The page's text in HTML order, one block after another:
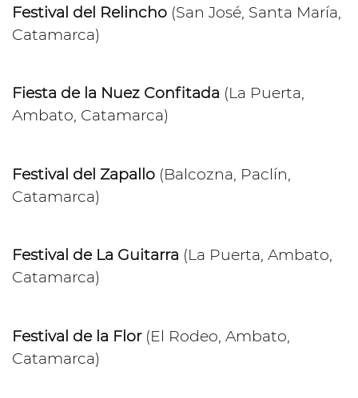
Festival del Relincho (San José, Santa María,
Catamarca)
Fiesta de la Nuez Confitada (La Puerta,
Ambato, Catamarca)
Festival del Zapallo (Balcozna, Paclín,
Catamarca)
Festival de La Guitarra (La Puerta, Ambato,
Catamarca)
Festival de la Flor(El Rodeo, Ambato,
Catamarca)